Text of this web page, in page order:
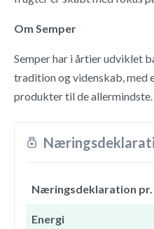
Om Semper
Semper har i årtier udviklet
tradition og videnskab,
produkter til de allermindste.
Næringsdeklaration pr.
Energi